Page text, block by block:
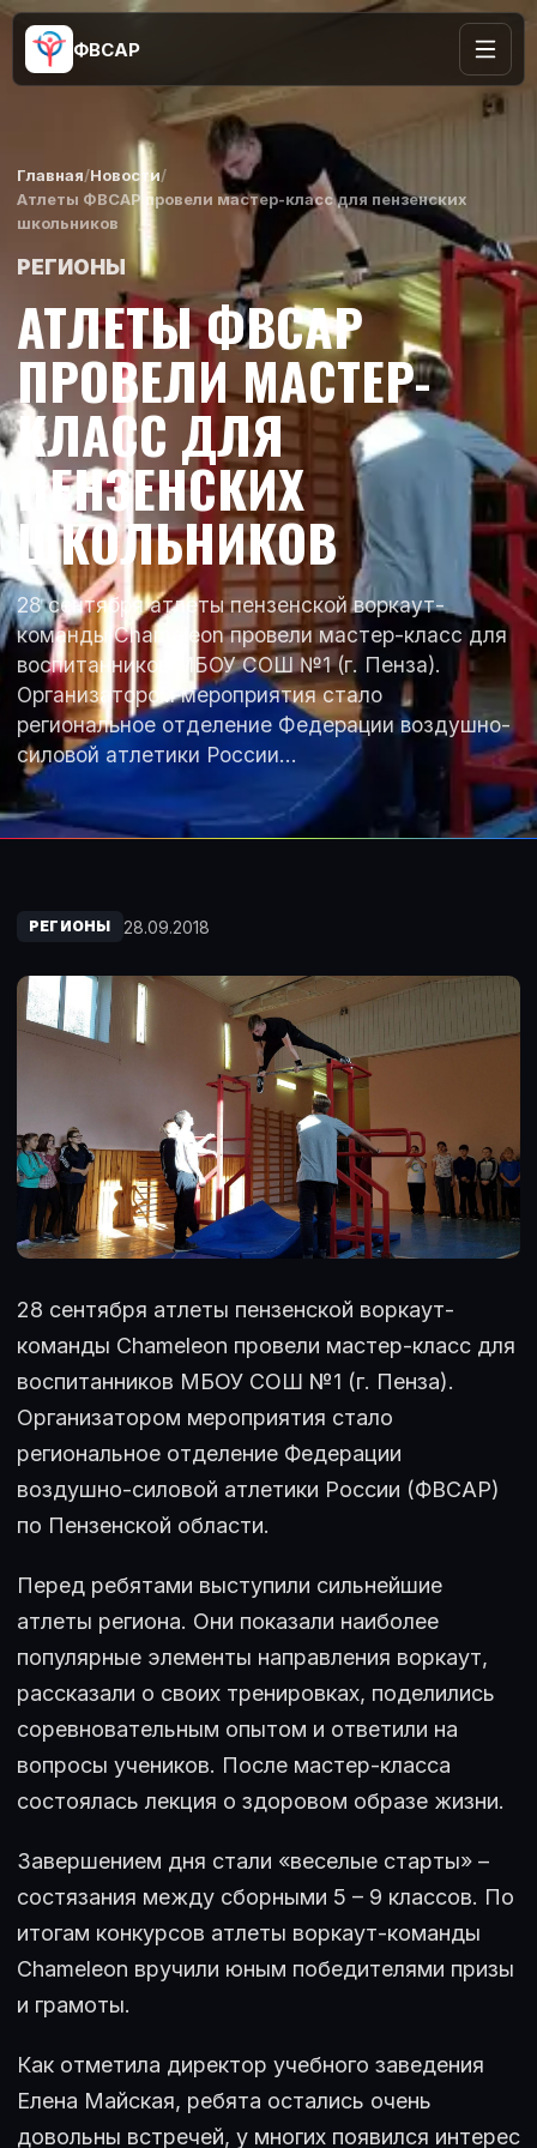
ФВСАР
Главная/Новости/
Атлеты ФВСАР провели мастер-класс для пензенских
школьников
РЕГИОНЫ
АТЛЕТЫ ФВСАР
ПРОВЕЛИ МАСТЕР-
КЛАСС ДЛЯ
ПЕНЗЕНСКИХ
ШКОЛЬНИКОВ
28 сентября атлеты пензенской воркаут-
команды Chameleon провели мастер-класс для
воспитанников МБОУ СОШ №1 (г. Пенза).
Организатором мероприятия стало
региональное отделение Федерации воздушно-
силовой атлетики России…
РЕГИОНЫ 28.09.2018
28 сентября атлеты пензенской воркаут-
команды Chameleon провели мастер-класс для
воспитанников МБОУ СОШ №1 (г. Пенза).
Организатором мероприятия стало
региональное отделение Федерации
воздушно-силовой атлетики России (ФВСАР)
по Пензенской области.
Перед ребятами выступили сильнейшие
атлеты региона. Они показали наиболее
популярные элементы направления воркаут,
рассказали о своих тренировках, поделились
соревновательным опытом и ответили на
вопросы учеников. После мастер-класса
состоялась лекция о здоровом образе жизни.
Завершением дня стали «веселые старты» –
состязания между сборными 5 – 9 классов. По
итогам конкурсов атлеты воркаут-команды
Chameleon вручили юным победителями призы
и грамоты.
Как отметила директор учебного заведения
Елена Майская, ребята остались очень
довольны встречей, у многих появился интерес